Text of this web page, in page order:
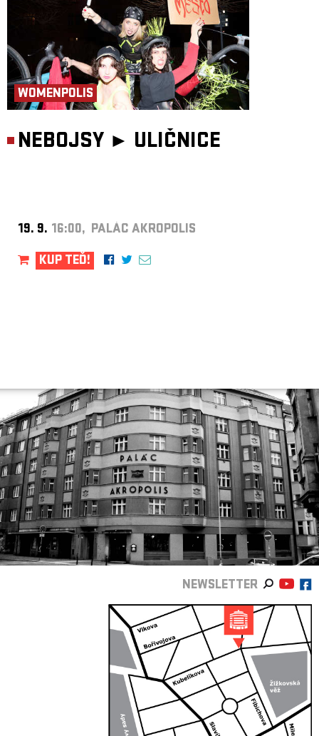
WOMENPOLIS
NEBOJSY ► ULIČNICE
19. 9. 16:00, PALÁC AKROPOLIS
KUP TEĎ!
NEWSLETTER